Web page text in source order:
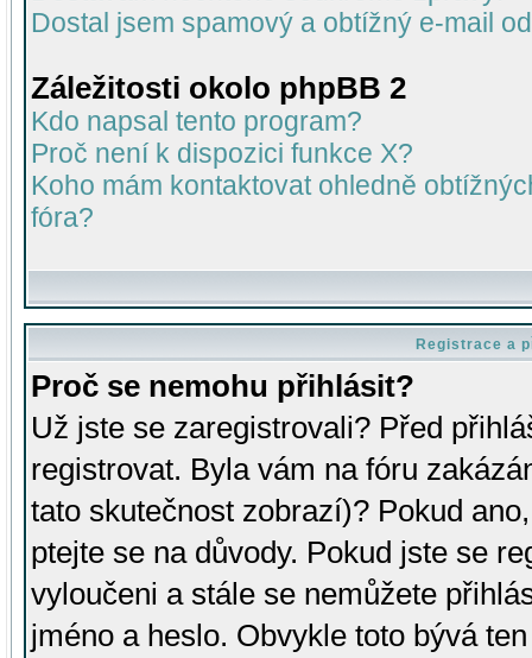
Dostal jsem spamový a obtížný e-mail
Záležitosti okolo phpBB 2
Kdo napsal tento program?
Proč není k dispozici funkce X?
Koho mám kontaktovat ohledně
fóra?
Registrace a
Proč se nemohu přihlásit?
Už jste se zaregistrovali? Před
registrovat. Byla vám na fóru
tato skutečnost zobrazí)? Pokud
ptejte se na důvody. Pokud jste se
vyloučeni a stále se nemůžete
jméno a heslo. Obvykle toto bývá